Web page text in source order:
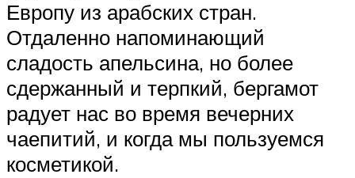
Европу из арабских стран.
Отдаленно напоминающий
сладость апельсина, но более
сдержанный и терпкий, бергамот
радует нас во время вечерних
чаепитий, и когда мы пользуемся
косметикой.